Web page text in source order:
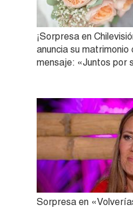
¡Sorpresa en
anuncia su matrimonio
mensaje: «Juntos por
Sorpresa en